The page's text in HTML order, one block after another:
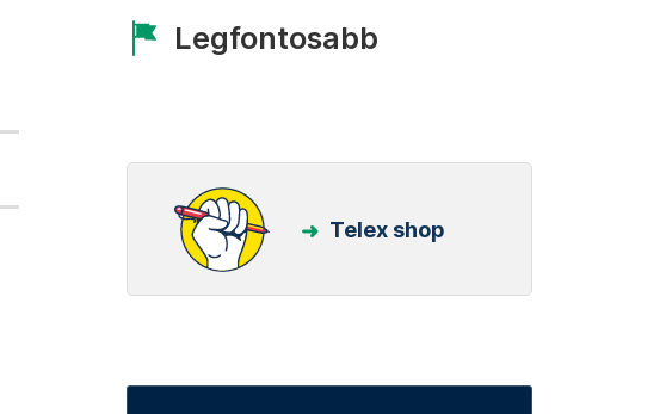
Legfontosabb
Telex shop